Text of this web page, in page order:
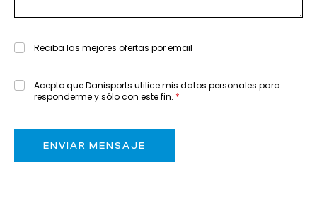
Reciba las mejores ofertas por email
Acepto que Danisports utilice mis datos personales para
responderme y sólo con este fin.